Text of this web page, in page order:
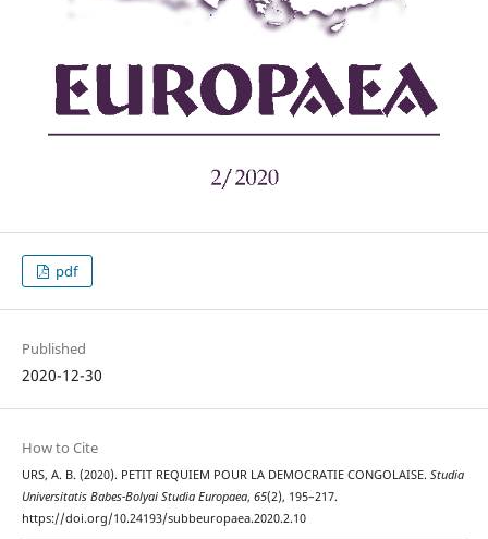
pdf
Published
2020-12-30
How to Cite
URS, A. B. (2020). PETIT REQUIEM POUR LA DEMOCRATIE CONGOLAISE. Studia
Universitatis Babes-Bolyai Studia Europaea, 65(2), 195–217.
https://doi.org/10.24193/subbeuropaea.2020.2.10